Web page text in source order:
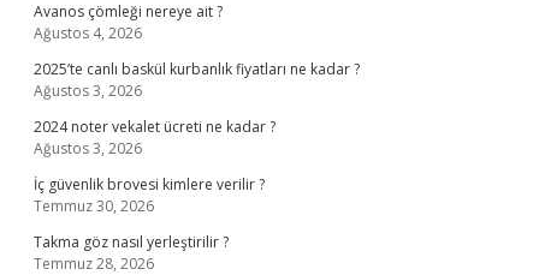
Avanos çömleği nereye ait ?
Ağustos 4, 2026
2025’te canlı baskül kurbanlık fiyatları ne kadar ?
Ağustos 3, 2026
2024 noter vekalet ücreti ne kadar ?
Ağustos 3, 2026
İç güvenlik brovesi kimlere verilir ?
Temmuz 30, 2026
Takma göz nasıl yerleştirilir ?
Temmuz 28, 2026